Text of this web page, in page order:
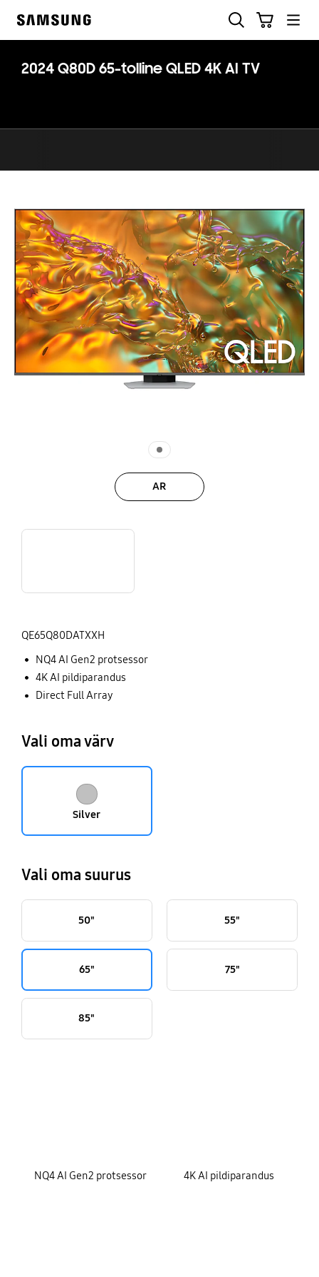
2024 Q80D 65-tolline QLED 4K AI TV
AR
QE65Q80DATXXH
NQ4 AI Gen2 protsessor
4K AI pildiparandus
Direct Full Array
Vali oma värv
Silver
Vali oma suurus
50" 55"
65" 75"
85"
NQ4 AI Gen2 protsessor 4K AI pildiparandus